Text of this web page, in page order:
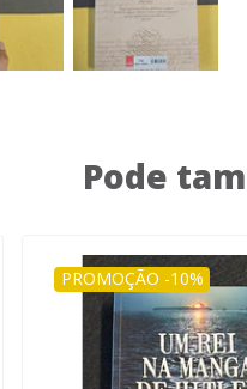
Pode
PROMOÇÃO -10%